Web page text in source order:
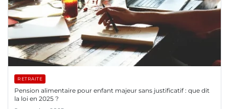
RETRAITE
Pension alimentaire pour enfant majeur sans justificatif : que dit
la loi en 2025 ?